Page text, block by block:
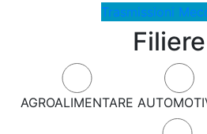
Filiere
AGROALIMENTARE
Trasmissioni